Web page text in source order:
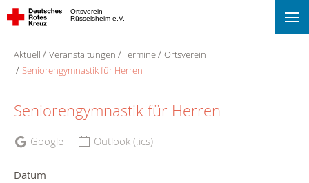
Ortsverein
Rüsselsheim e.V.
Aktuell Veranstaltungen Termine
Ortsverein
Seniorengymnastik für Herren
Seniorengymnastik für Herren
Google Outlook (.ics)
Datum